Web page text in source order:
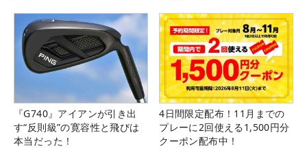
『G740』アイアンが引き出
す“反則級”の寛容性と飛びは
本当だった！
4日間限定配布！11月までの
プレーに2回使える1,500円分
クーポン配布中！